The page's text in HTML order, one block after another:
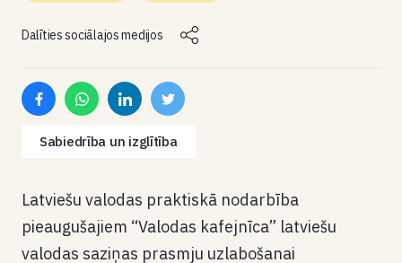
Dalīties sociālajos medijos
Sabiedrība un izglītība
Latviešu valodas praktiskā nodarbība
pieaugušajiem “Valodas kafejnīca” latviešu
valodas saziņas prasmju uzlabošanai